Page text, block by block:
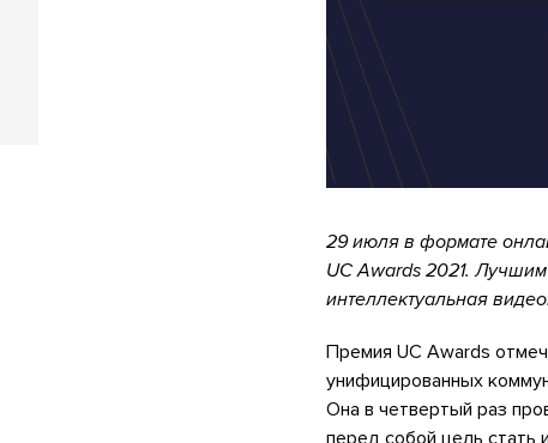
29 июля в формате
UC Awards 2021.
интеллектуальная
Премия UC Awards
унифицированных
Она в четвертый раз